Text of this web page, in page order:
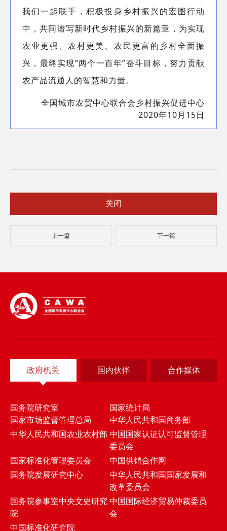
我们一起联手，积极投身乡村振兴的宏图行动
中，共同谱写新时代乡村振兴的新篇章，为实现
农业更强、农村更美、农民更富的乡村全面振
兴，最终实现“两个一百年”奋斗目标，努力贡献
农产品流通人的智慧和力量。
全国城市农贸中心联合会乡村振兴促进中心
2020年10月15日
关闭
上一篇 下一篇
政府机关 国内伙伴 合作媒体
国务院研究室
国家统计局
国家市场监督管理总局
中华人民共和国商务部
中华人民共和国农业农村部 中国国家认证认可监督管理
委员会
国家标准化管理委员会
中国供销合作网
国务院发展研究中心
中华人民共和国国家发展和
改革委员会
国务院参事室中央文史研究
院
中国国际经济贸易仲裁委员
会
中国标准化研究院